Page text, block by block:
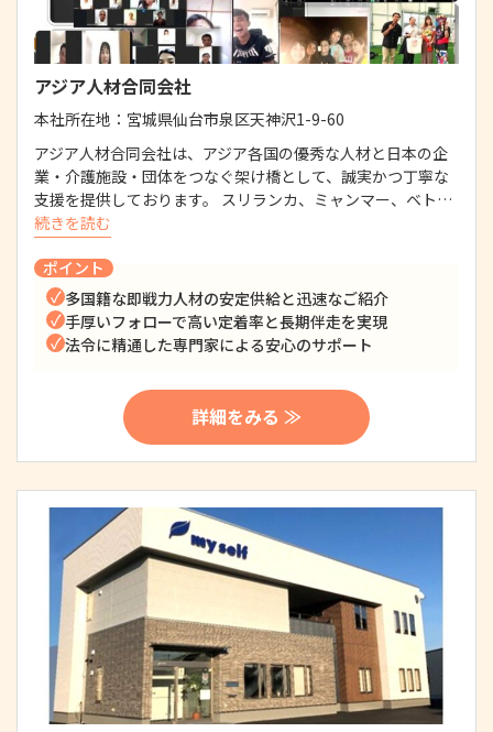
アジア人材合同会社
本社所在地： 宮城県仙台市泉区天神沢1-9-60
アジア人材合同会社は、アジア各国の優秀な人材と日本の企
業・介護施設・団体をつなぐ架け橋として、誠実かつ丁寧な
支援を提供しております。 スリランカ、ミャンマー、ベト…
続きを読む
ポイント
多国籍な即戦力人材の安定供給と迅速なご紹介
手厚いフォローで高い定着率と長期伴走を実現
法令に精通した専門家による安心のサポート
詳細をみる ≫